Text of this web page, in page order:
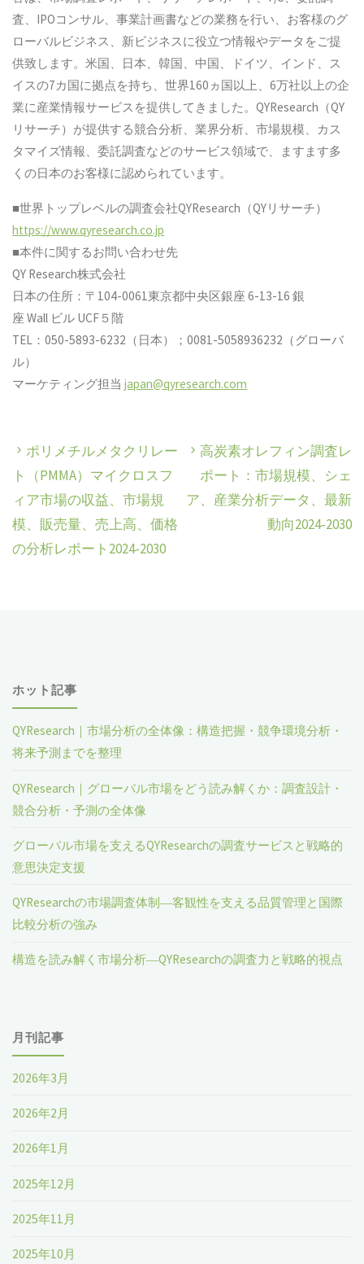
査、IPOコンサル、事業計画書などの業務を行い、お客様のグ
ローバルビジネス、新ビジネスに役立つ情報やデータをご提
供致します。米国、日本、韓国、中国、ドイツ、インド、ス
イスの7カ国に拠点を持ち、世界160ヵ国以上、6万社以上の企
業に産業情報サービスを提供してきました。QYResearch（QY
リサーチ）が提供する競合分析、業界分析、市場規模、カス
タマイズ情報、委託調査などのサービス領域で、ますます多
くの日本のお客様に認められています。
■世界トップレベルの調査会社QYResearch（QYリサーチ）
https://www.qyresearch.co.jp
■本件に関するお問い合わせ先
QY Research株式会社
日本の住所：〒104-0061東京都中央区銀座 6-13-16 銀
座 Wall ビル UCF５階
TEL：050-5893-6232（日本）；0081-5058936232（グローバ
ル）
マーケティング担当japan@qyresearch.com
ポリメチルメタクリレー
ト（PMMA）マイクロスフ
ィア市場の収益、市場規
模、販売量、売上高、価格
の分析レポート2024-2030
高炭素オレフィン調査レ
ポート：市場規模、シェ
ア、産業分析データ、最新
動向2024-2030
ホット記事
QYResearch｜市場分析の全体像：構造把握・競争環境分析・
将来予測までを整理
QYResearch｜グローバル市場をどう読み解くか：調査設計・
競合分析・予測の全体像
グローバル市場を支えるQYResearchの調査サービスと戦略的
意思決定支援
QYResearchの市場調査体制―客観性を支える品質管理と国際
比較分析の強み
構造を読み解く市場分析―QYResearchの調査力と戦略的視点
月刊記事
2026年3月
2026年2月
2026年1月
2025年12月
2025年11月
2025年10月